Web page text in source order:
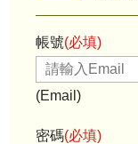
帳號(必填)
(Email)
密碼(必填)